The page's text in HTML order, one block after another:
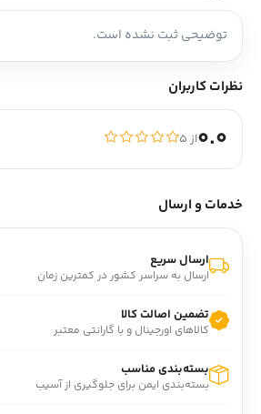
توضیحی ثبت نشده است.
نظرات کاربران
0.0از ۵
خدمات و ارسال
ارسال سریع
ارسال به سراسر کشور در کمترین زمان
تضمین اصالت کالا
کالاهای اورجینال و با گارانتی معتبر
بسته‌بندی مناسب
بسته‌بندی ایمن برای جلوگیری از آسیب